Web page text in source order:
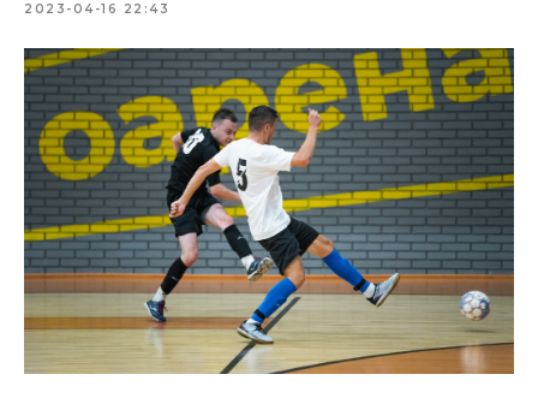
2023-04-16 22:43